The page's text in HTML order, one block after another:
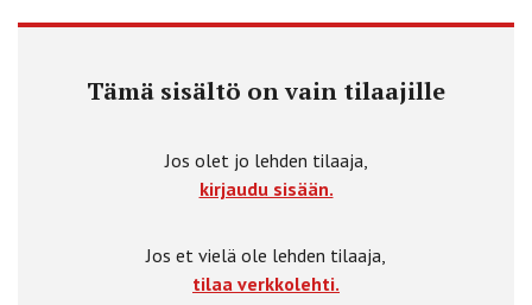
Tämä sisältö on vain tilaajille
Jos olet jo lehden tilaaja,
kirjaudu sisään.
Jos et vielä ole lehden tilaaja,
tilaa verkkolehti.